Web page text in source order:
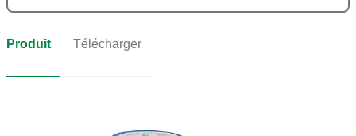
Produit Télécharger